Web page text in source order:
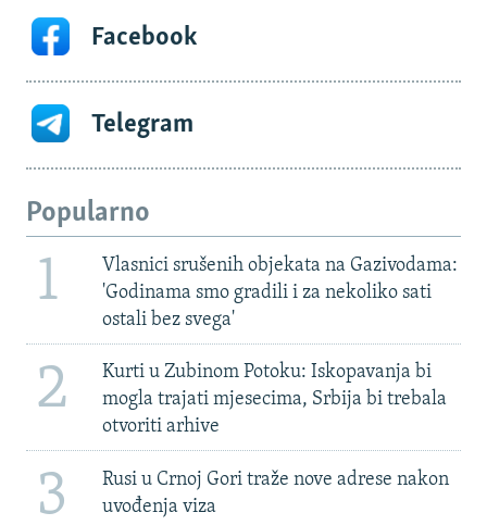
Facebook
Telegram
Popularno
1
Vlasnici srušenih objekata na Gazivodama:
'Godinama smo gradili i za nekoliko sati
ostali bez svega'
2
Kurti u Zubinom Potoku: Iskopavanja bi
mogla trajati mjesecima, Srbija bi trebala
otvoriti arhive
3
Rusi u Crnoj Gori traže nove adrese nakon
uvođenja viza